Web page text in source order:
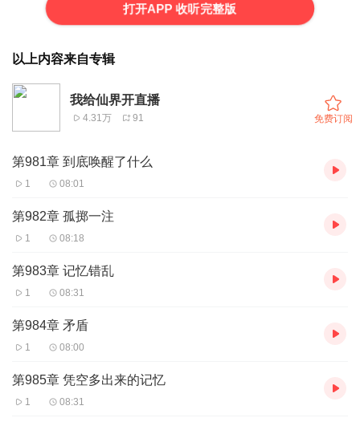
打开APP 收听完整版
以上内容来自专辑
我给仙界开直播
4.31万 91 免费订阅
第981章 到底唤醒了什么
1 08:01
第982章 孤掷一注
1 08:18
第983章 记忆错乱
1 08:31
第984章 矛盾
1 08:00
第985章 凭空多出来的记忆
1 08:31